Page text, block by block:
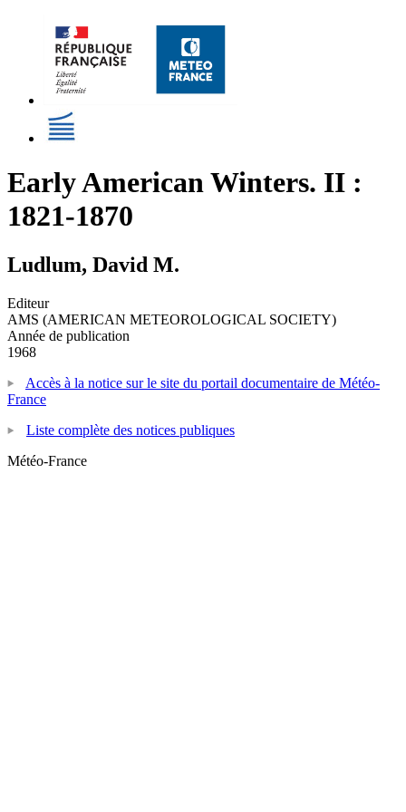
Early American Winters. II :
1821-1870
Ludlum, David M.
Editeur
AMS (AMERICAN METEOROLOGICAL SOCIETY)
Année de publication
1968
Accès à la notice sur le site du portail documentaire de Météo-
France
Liste complète des notices publiques
Météo-France